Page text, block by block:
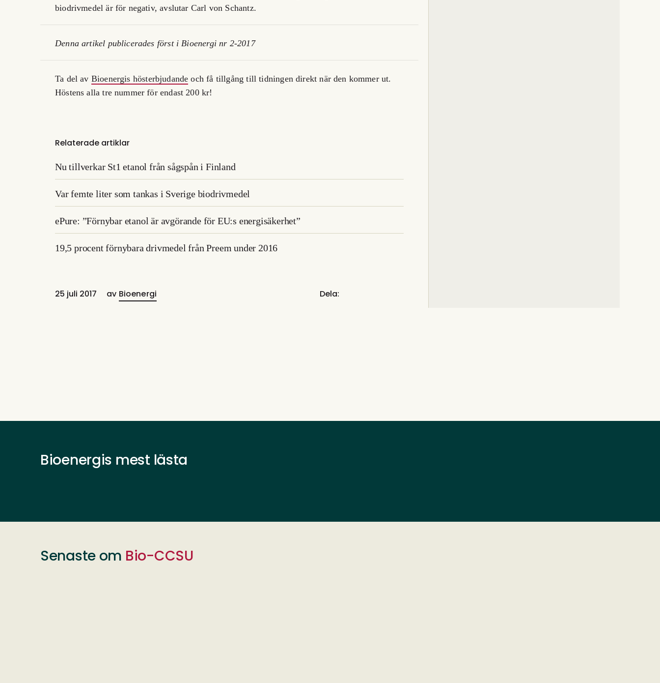
biodrivmedel är för negativ, avslutar Carl von Schantz.
Denna artikel publicerades först i Bioenergi nr 2-2017
Ta del av Bioenergis hösterbjudande och få tillgång till tidningen direkt när den kommer ut.
Höstens alla tre nummer för endast 200 kr!
Relaterade artiklar
Nu tillverkar St1 etanol från sågspån i Finland
​Var femte liter som tankas i Sverige biodrivmedel
ePure: ”Förnybar etanol är avgörande för EU:s energisäkerhet”
19,5 procent förnybara drivmedel från Preem under 2016
25 juli 2017 av Bioenergi Dela:
Bioenergis mest lästa
Senaste om Bio-CCSU